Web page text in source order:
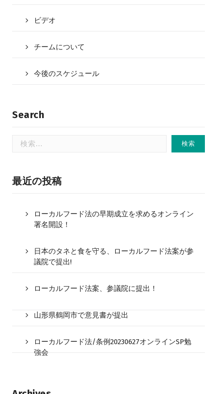
ビデオ
チームについて
今後のスケジュール
Search
最近の投稿
ローカルフード法の早期成立を求めるオンライン
署名開設！
日本のタネと食を守る、ローカルフード法案が参
議院で提出!
ローカルフード法案、参議院に提出！
山形県鶴岡市で意見書が提出
ローカルフード法/条例20230627オンラインSP勉
強会